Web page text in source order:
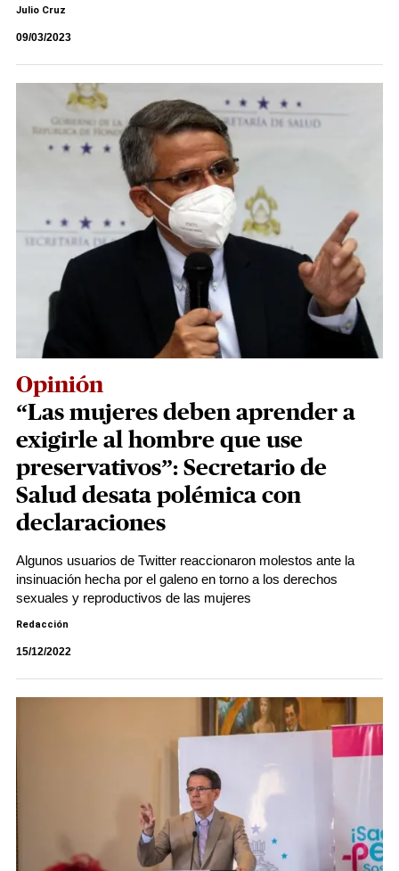
Julio Cruz
09/03/2023
Opinión
“Las mujeres deben aprender a
exigirle al hombre que use
preservativos”: Secretario de
Salud desata polémica con
declaraciones
Algunos usuarios de Twitter reaccionaron molestos ante la
insinuación hecha por el galeno en torno a los derechos
sexuales y reproductivos de las mujeres
Redacción
15/12/2022